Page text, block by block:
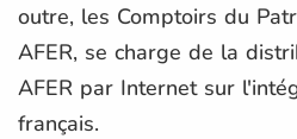
outre, les Comptoirs du
AFER, se charge de la
AFER par Internet sur
français.